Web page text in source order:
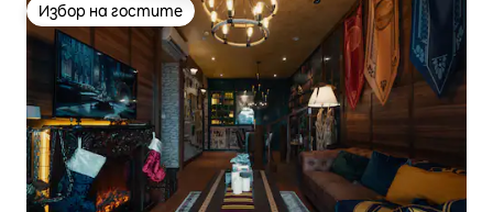
Избор на гостите
Избор на гостите